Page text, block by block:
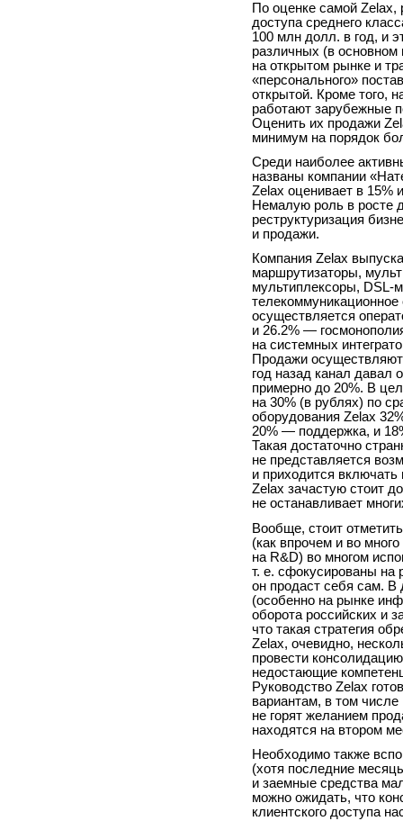
По оценке самой Zelax,
доступа среднего
100 млн долл. в год, и
различных (в
на открытом рынке и
«персонального»
открытой. Кроме того,
работают зарубежные
Оценить их продажи
минимум на порядок
Среди наиболее
названы компании
Zelax оценивает в 15%
Немалую роль в росте
реструктуризация
и продажи.
Компания Zelax
маршрутизаторы,
мультиплексоры,
осуществляется
и 26.2% —
на системных
Продажи
год назад канал давал
примерно до 20%. В
на 30% (в рублях) по
оборудования Zelax
20% — поддержка, и
Такая достаточно
не представляется
и приходится
Zelax зачастую стоит
не останавливает
Вообще, стоит
(как впрочем и во
на R&D) во многом
т. е. сфокусированы на
он продаст себя сам. В
(особенно на рынке
оборота российских и
что такая стратегия
Zelax, очевидно,
провести
недостающие
Руководство Zelax
вариантам, в том
не горят желанием
находятся на втором
Необходимо также
(хотя последние
и заемные средства
можно ожидать, что
клиентского доступа